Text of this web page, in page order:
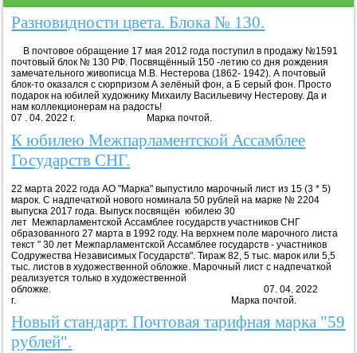
Разновидности цвета. Блока № 130.
В почтовое обращение 17 мая 2012 года поступил в продажу №1591
почтовый блок № 130 РФ. Посвящённый 150 -летию со дня рождения
замечательного живописца М.В. Нестерова (1862- 1942). А почтовый
блок-то оказался с сюрпризом А зелёный фон, а Б серый фон. Просто
подарок на юбилей художнику Михаилу Васильевичу Нестерову. Да и
нам коллекционерам на радость!
07 . 04. 2022 г. Марка почтой.
К юбилею Межпарламентской Ассамблее
Государств СНГ.
22 марта 2022 года АО "Марка" выпустило марочный лист из 15 (3 * 5)
марок. С надпечаткой нового номинала 50 рублей на марке № 2204
выпуска 2017 года. Выпуск посвящён юбилею 30
лет Межпарламентской Ассамблее государств участников СНГ
образованного 27 марта в 1992 году. На верхнем поле марочного листа
текст " 30 лет Межпарламентской Ассамблее государств - участников
Содружества Независимых Государств". Тираж 82, 5 тыс. марок или 5,5
тыс. листов в художественной обложке. Марочный лист с надпечаткой
реализуется только в художественной
обложке. 07. 04. 2022
г. Марка почтой.
Новый стандарт. Почтовая тарифная марка "59
рублей".